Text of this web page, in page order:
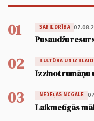
01 SABIEDRĪBA
Pusaudžu
02 KULTŪRA UN
Izzinot rumāņu
03 NEDĒĻAS NOGALE
Laikmetīgās